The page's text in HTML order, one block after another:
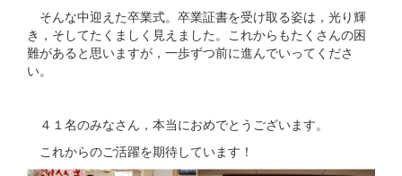
そんな中迎えた卒業式。卒業証書を受け取る姿は，光り輝
き，そしてたくましく見えました。これからもたくさんの困
難があると思いますが，一歩ずつ前に進んでいってくださ
い。
４１名のみなさん，本当におめでとうございます。
これからのご活躍を期待しています！